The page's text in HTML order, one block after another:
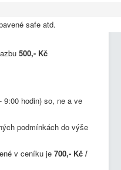
safe atd.
500,- Kč
9:00 hodin) so, ne a ve
podmínkách do výše
v ceníku je 700,- Kč /